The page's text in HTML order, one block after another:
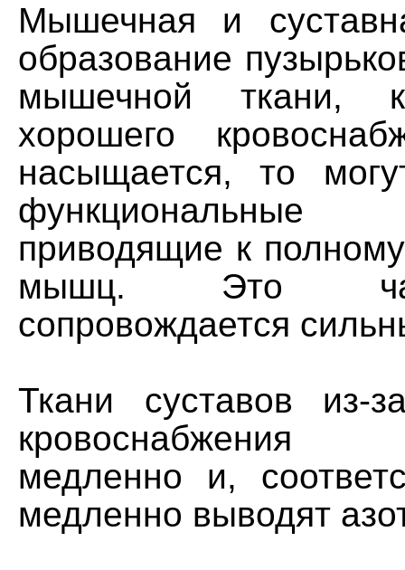
Мышечная и
образование
мышечной ткани,
хорошего
насыщается, то
функциональные
приводящие к
мышц. Это
сопровождается
Ткани суставов из-
кровоснабжения
медленно и,
медленно выводят